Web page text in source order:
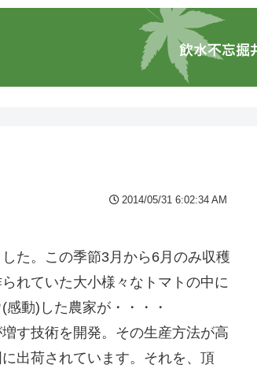
2014/05/31 6:02:34 AM
た。この季節3月から6月のみ収穫
れていた大小様々なトマトの中に
動)した農家が・・・・
す技術を開発。その生産方法が高
出荷されています。それを、頂